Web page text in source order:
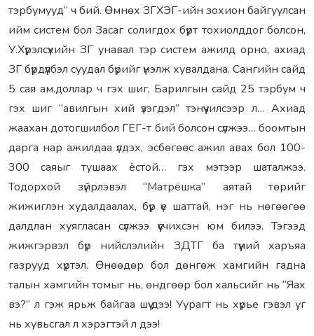
тэрбумууд” ч бий. Өмнөх ЗГХЭГ-ийн зохион байгуулсан
ийм систем бол Засаг солигдох бүрт тохиолддог болсон,
У.Хүрэлсүхийн ЗГ унавал тэр систем ажилд орно, ахиад
ЗГ бүрдүүлбэл суудал бүрийг үнэлж хувалдана. Сангийн сайд
5 сая ам.доллар ч гэх шиг, Барилгын сайд 25 тэрбум ч
гэх шиг “авилгын хий үзэгдэл” тэнүүчилсээр л… Ахиад
жаахан дотогшилбол ГЕГ-т бий болсон сүлжээ… боомтын
дарга нар ажилдаа үлдэх, эсбөгөөс ажил авах бол 100-
300 саяыг тушаах ёстой… гэх мэтээр шаталжээ.
Тодорхой зүйрлэвэл “Матрёшка” аятай төрийг
жижиглэн худалдаалах, бүр үе шаттай, нэг нь нөгөөгөө
далдлан хуягласан сүлжээ үүсчихсэн юм билээ. Тэгээд
жижгэрвэл бүр нийслэлийн ЗДТГ ба түүний харъяа
газрууд хүртэл. Өнөөдөр бол дөнгөж хамгийн гадна
талын хамгийн томыг нь, өндгөөр бол хальсийг нь “Яах
вэ?” л гэж ярьж байгаа шүү дээ! Уурагт нь хүрье гэвэл уг
нь хувьсгал л хэрэгтэй л дээ!